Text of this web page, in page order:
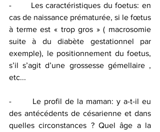
-       Les caractéristiques du foetus: en
cas de naissance prématurée, si le fœtus
à terme est « trop gros » ( macrosomie
suite à du diabète gestationnel par
exemple), le positionnement du foetus,
s’il s’agit d’une grossesse gémellaire ,
etc...
-       Le profil de la maman: y a-t-il eu
des antécédents de césarienne et dans
quelles circonstances ? Quel âge a la